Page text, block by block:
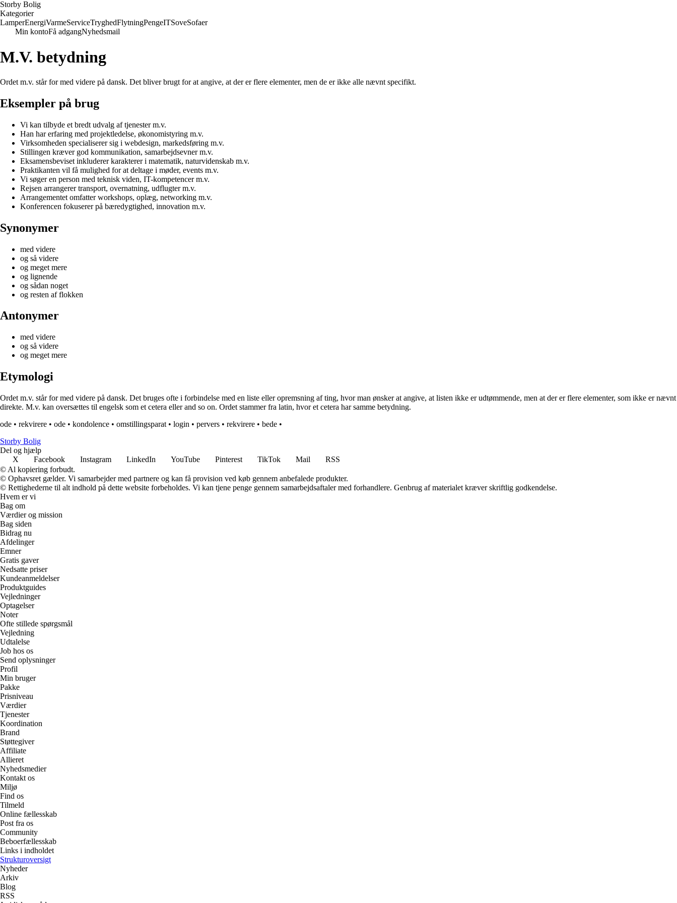
Storby Bolig
Kategorier
LamperEnergiVarmeServiceTryghedFlytningPengeITSoveSofaer
Min kontoFå adgangNyhedsmail
M.V. betydning
Ordet m.v. står for med videre på dansk. Det bliver brugt for at angive, at der er flere elementer, men de er ikke alle nævnt specifikt.
Eksempler på brug
Vi kan tilbyde et bredt udvalg af tjenester m.v.
Han har erfaring med projektledelse, økonomistyring m.v.
Virksomheden specialiserer sig i webdesign, markedsføring m.v.
Stillingen kræver god kommunikation, samarbejdsevner m.v.
Eksamensbeviset inkluderer karakterer i matematik, naturvidenskab m.v.
Praktikanten vil få mulighed for at deltage i møder, events m.v.
Vi søger en person med teknisk viden, IT-kompetencer m.v.
Rejsen arrangerer transport, overnatning, udflugter m.v.
Arrangementet omfatter workshops, oplæg, networking m.v.
Konferencen fokuserer på bæredygtighed, innovation m.v.
Synonymer
med videre
og så videre
og meget mere
og lignende
og sådan noget
og resten af flokken
Antonymer
med videre
og så videre
og meget mere
Etymologi
Ordet m.v. står for med videre på dansk. Det bruges ofte i forbindelse med en liste eller opremsning af ting, hvor man ønsker at angive, at listen ikke er udtømmende, men at der er flere elementer, som ikke er nævnt
direkte. M.v. kan oversættes til engelsk som et cetera eller and so on. Ordet stammer fra latin, hvor et cetera har samme betydning.
ode • rekvirere • ode • kondolence • omstillingsparat • login • pervers • rekvirere • bede •
Storby Bolig
Del og hjælp
X
Facebook Instagram LinkedIn YouTube Pinterest TikTok Mail
RSS
© Al kopiering forbudt.
© Ophavsret gælder. Vi samarbejder med partnere og kan få provision ved køb gennem anbefalede produkter.
© Rettighederne til alt indhold på dette website forbeholdes. Vi kan tjene penge gennem samarbejdsaftaler med forhandlere. Genbrug af materialet kræver skriftlig godkendelse.
Hvem er vi
Bag om
Værdier og mission
Bag siden
Bidrag nu
Afdelinger
Emner
Gratis gaver
Nedsatte priser
Kundeanmeldelser
Produktguides
Vejledninger
Optagelser
Noter
Ofte stillede spørgsmål
Vejledning
Udtalelse
Job hos os
Send oplysninger
Profil
Min bruger
Pakke
Prisniveau
Værdier
Tjenester
Koordination
Brand
Støttegiver
Affiliate
Allieret
Nyhedsmedier
Kontakt os
Miljø
Find os
Tilmeld
Online fællesskab
Post fra os
Community
Beboerfællesskab
Links i indholdet
Strukturoversigt
Nyheder
Arkiv
Blog
RSS